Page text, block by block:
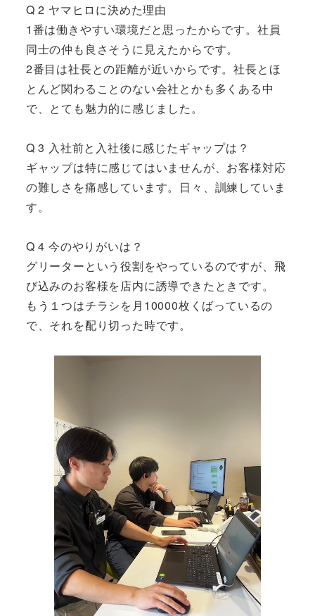
Q 2 ヤマヒロに決めた理由
1番は働きやすい環境だと思ったからです。社員
同士の仲も良さそうに見えたからです。
2番目は社長との距離が近いからです。社長とほ
とんど関わることのない会社とかも多くある中
で、とても魅力的に感じました。
Q 3 入社前と入社後に感じたギャップは？
ギャップは特に感じてはいませんが、お客様対応
の難しさを痛感しています。日々、訓練していま
す。
Q 4 今のやりがいは？
グリーターという役割をやっているのですが、飛
び込みのお客様を店内に誘導できたときです。
もう１つはチラシを月10000枚くばっているの
で、それを配り切った時です。